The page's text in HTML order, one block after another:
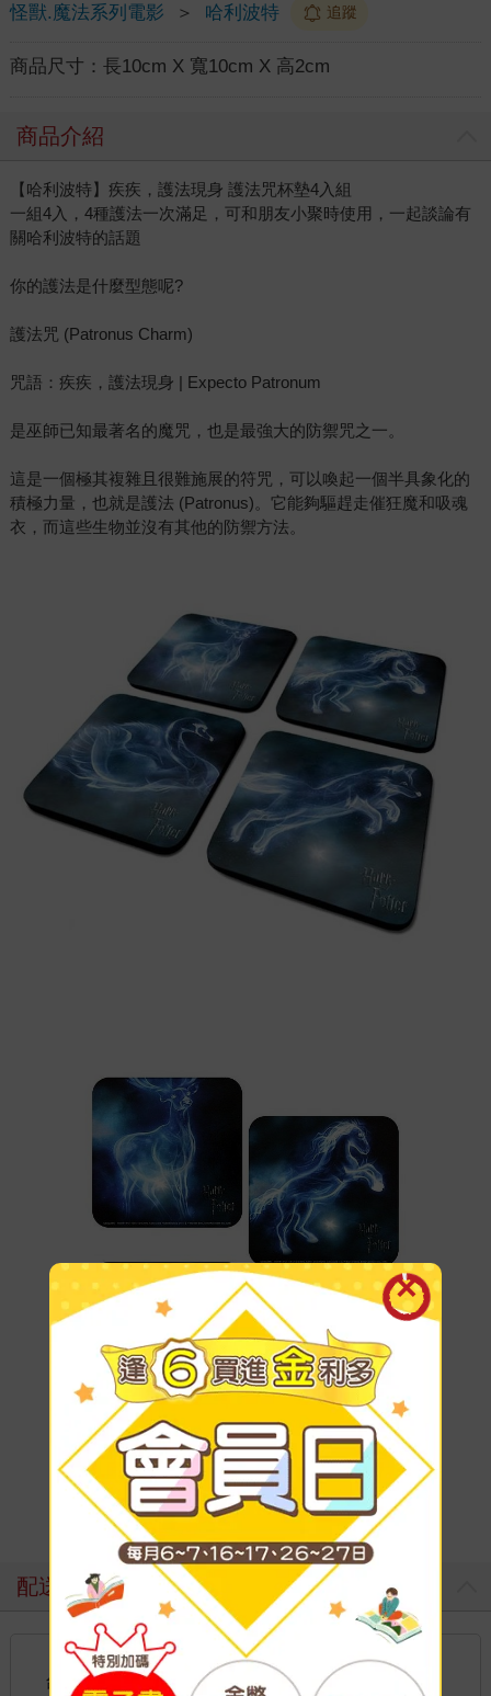
怪獸.魔法系列電影
＞ 哈利波特 追蹤
商品尺寸： 長10cm X 寬10cm X 高2cm
商品介紹
【哈利波特】疾疾，護法現身 護法咒杯墊4入組
一組4入，4種護法一次滿足，可和朋友小聚時使用，一起談論有
關哈利波特的話題
你的護法是什麼型態呢?
護法咒 (Patronus Charm)
咒語：疾疾，護法現身 | Expecto Patronum
是巫師已知最著名的魔咒，也是最強大的防禦咒之一。
這是一個極其複雜且很難施展的符咒，可以喚起一個半具象化的
積極力量，也就是護法 (Patronus)。它能夠驅趕走催狂魔和吸魂
衣，而這些生物並沒有其他的防禦方法。
配送方式
台灣
國內宅配：本島、離島
到店取貨：
不限金額免運費